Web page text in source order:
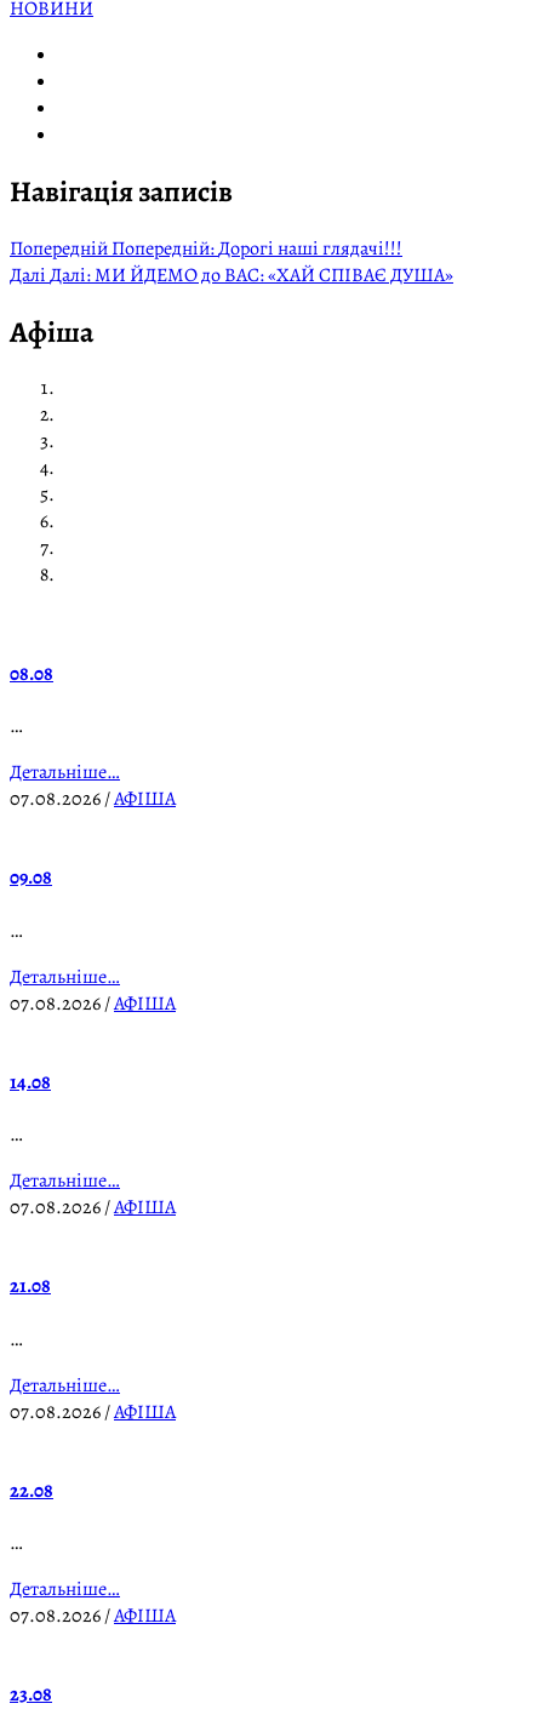
НОВИНИ
Навігація записів
ПопереднійПопередній:Дорогі наші глядачі!!!
ДаліДалі:МИ ЙДЕМО до ВАС: «ХАЙ СПІВАЄ ДУША»
Афіша
08.08
…
Детальніше…
07.08.2026/АФІША
09.08
…
Детальніше…
07.08.2026/АФІША
14.08
…
Детальніше…
07.08.2026/АФІША
21.08
…
Детальніше…
07.08.2026/АФІША
22.08
…
Детальніше…
07.08.2026/АФІША
23.08